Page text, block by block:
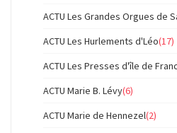
ACTU Les Grandes Orgues de
ACTU Les Hurlements d'Léo(17)
ACTU Les Presses d'île de
ACTU Marie B. Lévy(6)
ACTU Marie de Hennezel(2)